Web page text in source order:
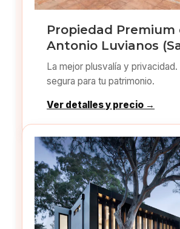
Propiedad Premium
Antonio Luvianos
La mejor plusvalía y privacidad.
segura para tu patrimonio.
Ver detalles y precio →